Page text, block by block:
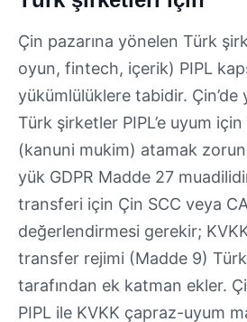
Çin pazarına yönelen Türk
oyun, fintech, içerik) PIPL
yükümlülüklere tabidir. Çin’de
Türk şirketler PIPL’e uyum
(kanuni mukim) atamak
yük GDPR Madde 27
transferi için Çin SCC veya
değerlendirmesi gerekir;
transfer rejimi (Madde 9) Türk
tarafından ek katman ekler.
PIPL ile KVKK çapraz-uyum